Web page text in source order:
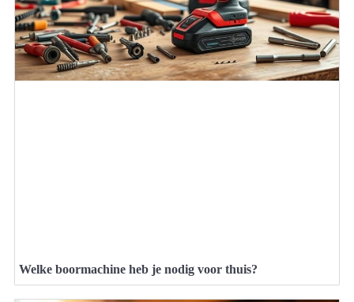
Welke boormachine heb je nodig voor thuis?